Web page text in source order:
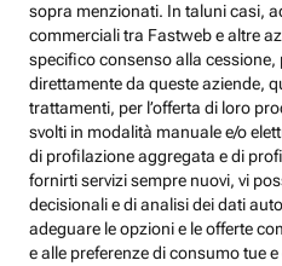
sopra menzionati. In taluni casi,
commerciali tra Fastweb e altre
specifico consenso alla
direttamente da queste aziende,
trattamenti, per l’offerta di loro
svolti in modalità manuale e/o
di profilazione aggregata e di
fornirti servizi sempre nuovi, vi
decisionali e di analisi dei dati
adeguare le opzioni e le offerte
e alle preferenze di consumo tue